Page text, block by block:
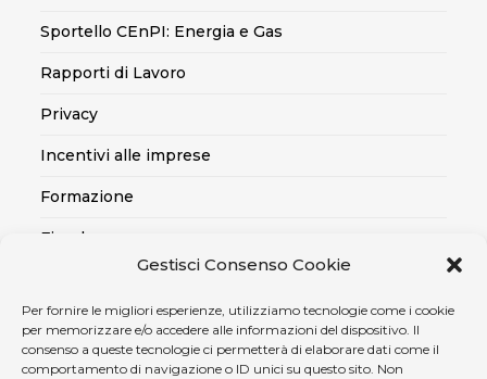
Gestisci Consenso Cookie
Per fornire le migliori esperienze, utilizziamo tecnologie come i cookie
per memorizzare e/o accedere alle informazioni del dispositivo. Il
consenso a queste tecnologie ci permetterà di elaborare dati come il
comportamento di navigazione o ID unici su questo sito. Non
Sportello CEnPI: Energia e Gas
Rapporti di Lavoro
Privacy
Incentivi alle imprese
Formazione
Fiscale
Credito alle imprese
Certificazioni SOA, Qualità..